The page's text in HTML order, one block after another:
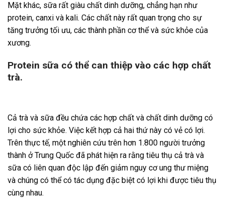
Mặt khác, sữa rất giàu chất dinh dưỡng, chẳng hạn như
protein, canxi và kali. Các chất này rất quan trọng cho sự
tăng trưởng tối ưu, các thành phần cơ thể và sức khỏe của
xương.
Protein sữa có thể can thiệp vào các hợp chất
trà.
Cả trà và sữa đều chứa các hợp chất và chất dinh dưỡng có
lợi cho sức khỏe. Việc kết hợp cả hai thứ này có vẻ có lợi.
Trên thực tế, một nghiên cứu trên hơn 1.800 người trưởng
thành ở Trung Quốc đã phát hiện ra rằng tiêu thụ cả trà và
sữa có liên quan độc lập đến giảm nguy cơ ung thư miệng
và chúng có thể có tác dụng đặc biệt có lợi khi được tiêu thụ
cùng nhau.